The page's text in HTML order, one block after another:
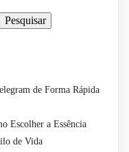
Pesquisar
de Forma Rápida
Escolher a Essência
de Vida